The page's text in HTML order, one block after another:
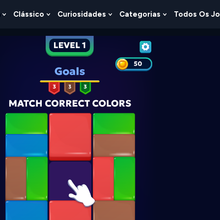
Show
Clássico Show
For
Clássico
Curiosidades Show
Curiosidades
Categorias Show
Todos Os